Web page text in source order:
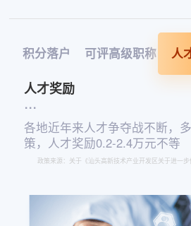
积分落户 可评高级职称 人
人才奖励
...
各地近年来人才争夺战不断，
策，人才奖励0.2-2.4万元不等
政策来源：关于《汕头高新技术产业开发区关于进一